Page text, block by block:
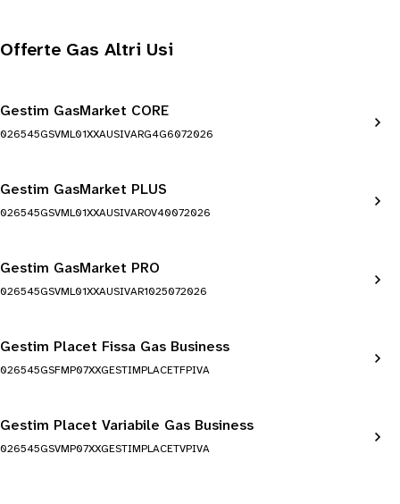
Offerte Gas Altri Usi
Gestim GasMarket CORE
026545GSVML01XXAUSIVARG4G6072026
Gestim GasMarket PLUS
026545GSVML01XXAUSIVAROV40072026
Gestim GasMarket PRO
026545GSVML01XXAUSIVAR1025072026
Gestim Placet Fissa Gas Business
026545GSFMP07XXGESTIMPLACETFPIVA
Gestim Placet Variabile Gas Business
026545GSVMP07XXGESTIMPLACETVPIVA